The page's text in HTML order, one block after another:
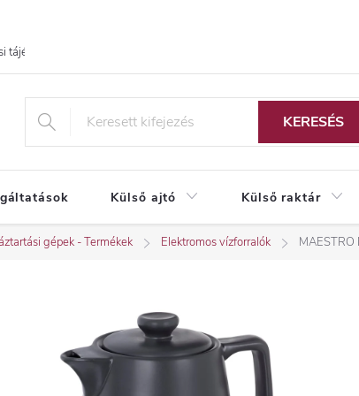
tájékoztató
KERESÉS
Külső ajtó Külső raktár
gépek - Termékek Elektromos vízforralók